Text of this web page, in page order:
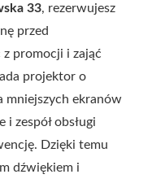
33, rezerwujesz
przed
z promocji i zająć
projektor o
mniejszych ekranów
zespół obsługi
Dzięki temu
dźwiękiem i